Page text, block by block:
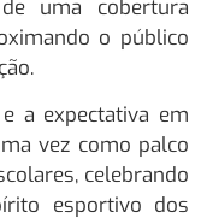
uma cobertura
o público
a expectativa em
vez como palco
celebrando
esportivo dos